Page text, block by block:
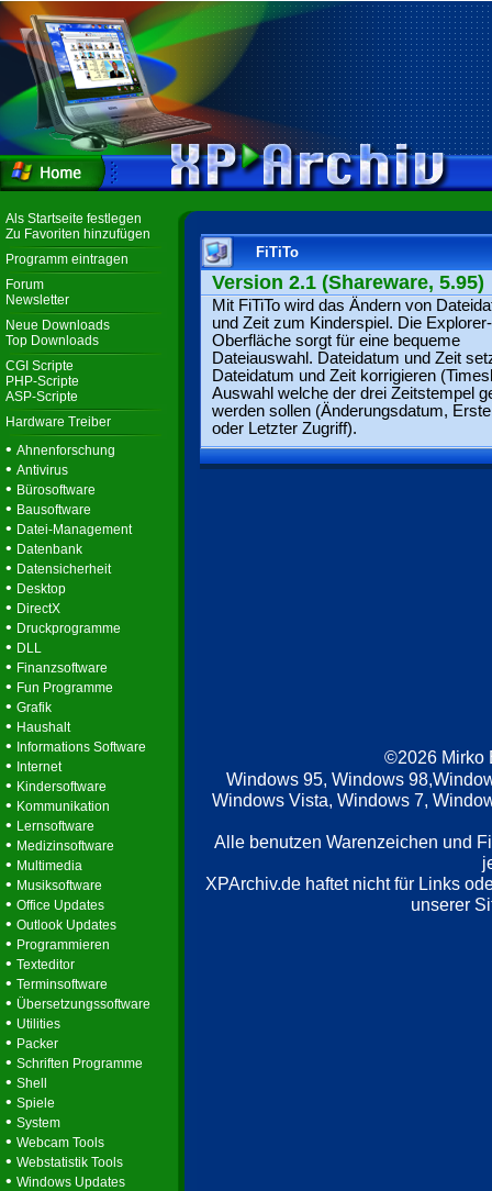
Als Startseite festlegen
Zu Favoriten hinzufügen
Programm eintragen
Forum
Newsletter
Neue Downloads
Top Downloads
CGI Scripte
PHP-Scripte
ASP-Scripte
Hardware Treiber
• Ahnenforschung
• Antivirus
• Bürosoftware
• Bausoftware
• Datei-Management
• Datenbank
• Datensicherheit
• Desktop
• DirectX
• Druckprogramme
• DLL
• Finanzsoftware
• Fun Programme
• Grafik
• Haushalt
• Informations Software
• Internet
• Kindersoftware
• Kommunikation
• Lernsoftware
• Medizinsoftware
• Multimedia
• Musiksoftware
• Office Updates
• Outlook Updates
• Programmieren
• Texteditor
• Terminsoftware
• Übersetzungssoftware
• Utilities
• Packer
• Schriften Programme
• Shell
• Spiele
• System
• Webcam Tools
• Webstatistik Tools
• Windows Updates
FiTiTo
Version 2.1 (Shareware, 5.95)
Mit FiTiTo wird das Ändern von
und Zeit zum Kinderspiel. Die Explorer-
Oberfläche sorgt für eine bequeme
Dateiauswahl. Dateidatum und Zeit
Dateidatum und Zeit korrigieren
Auswahl welche der drei Zeitstempel
werden sollen (Änderungsdatum,
oder Letzter Zugriff).
©2026 Mirko
Windows 95, Windows
Windows Vista, Windows 7,
Alle benutzen Warenzeichen und
XPArchiv.de haftet nicht für Links
unserer